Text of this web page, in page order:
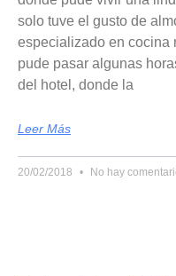
solo tuve el gusto de
especializado en cocina
pude pasar algunas
del hotel, donde la
Leer Más
20/02/2018 No hay